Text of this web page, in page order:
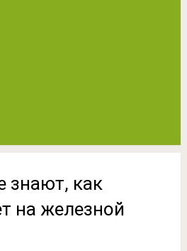
знают, как
на железной